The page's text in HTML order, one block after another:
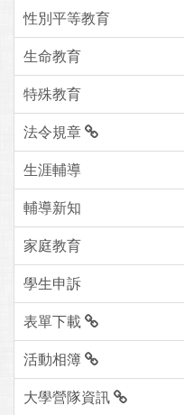
性別平等教育
生命教育
特殊教育
法令規章
生涯輔導
輔導新知
家庭教育
學生申訴
表單下載
活動相簿
大學營隊資訊